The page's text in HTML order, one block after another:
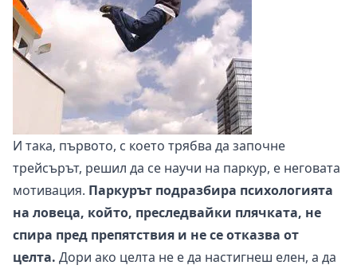
И така, първото, с което трябва да започне
трейсърът, решил да се научи на паркур, е неговата
мотивация. Паркурът подразбира психологията
на ловеца, който, преследвайки плячката, не
спира пред препятствия и не се отказва от
целта. Дори ако целта не е да настигнеш елен, а да